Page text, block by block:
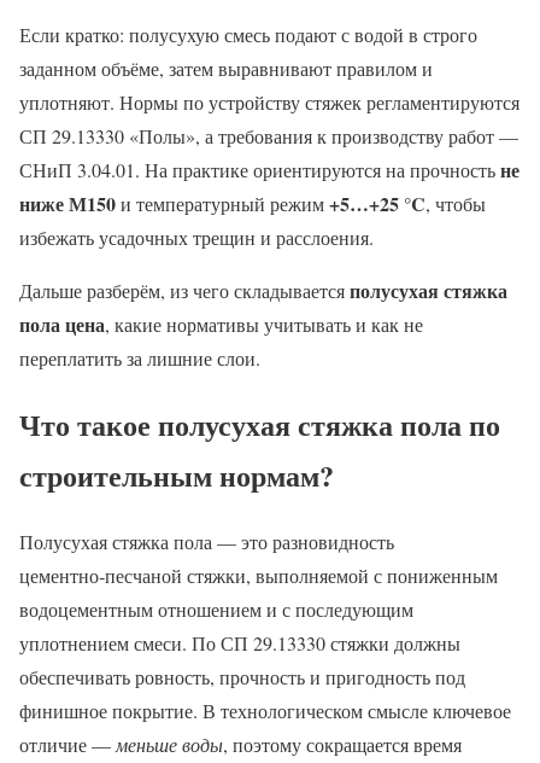
Если кратко: полусухую смесь подают с водой в строго
заданном объёме, затем выравнивают правилом и
уплотняют. Нормы по устройству стяжек регламентируются
СП 29.13330 «Полы», а требования к производству работ —
СНиП 3.04.01. На практике ориентируются на прочностьне
ниже М150и температурный режим+5…+25 °C, чтобы
избежать усадочных трещин и расслоения.
Дальше разберём, из чего складываетсяполусухая стяжка
пола цена, какие нормативы учитывать и как не
переплатить за лишние слои.
Что такое полусухая стяжка пола по
строительным нормам?
Полусухая стяжка пола — это разновидность
цементно‑песчаной стяжки, выполняемой с пониженным
водоцементным отношением и с последующим
уплотнением смеси. По СП 29.13330 стяжки должны
обеспечивать ровность, прочность и пригодность под
финишное покрытие. В технологическом смысле ключевое
отличие — меньше воды, поэтому сокращается время